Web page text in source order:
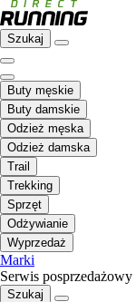
Szukaj
Buty męskie
Buty damskie
Odzież męska
Odzież damska
Trail
Trekking
Sprzęt
Odżywianie
Wyprzedaż
Marki
Serwis
Szukaj